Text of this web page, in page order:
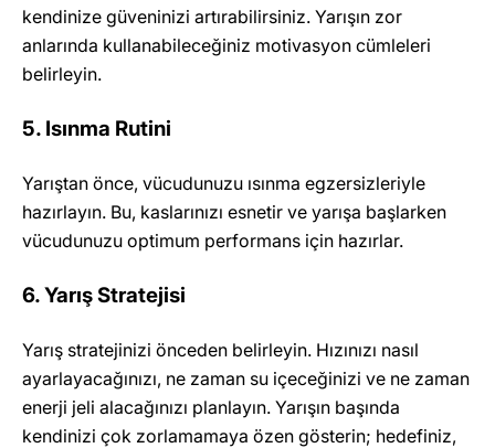
kendinize güveninizi artırabilirsiniz. Yarışın zor
anlarında kullanabileceğiniz motivasyon cümleleri
belirleyin.
5. Isınma Rutini
Yarıştan önce, vücudunuzu ısınma egzersizleriyle
hazırlayın. Bu, kaslarınızı esnetir ve yarışa başlarken
vücudunuzu optimum performans için hazırlar.
6. Yarış Stratejisi
Yarış stratejinizi önceden belirleyin. Hızınızı nasıl
ayarlayacağınızı, ne zaman su içeceğinizi ve ne zaman
enerji jeli alacağınızı planlayın. Yarışın başında
kendinizi çok zorlamamaya özen gösterin; hedefiniz,